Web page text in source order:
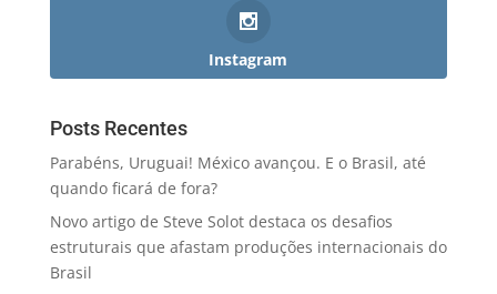
Instagram
Posts Recentes
Parabéns, Uruguai! México avançou. E o Brasil, até
quando ficará de fora?
Novo artigo de Steve Solot destaca os desafios
estruturais que afastam produções internacionais do
Brasil